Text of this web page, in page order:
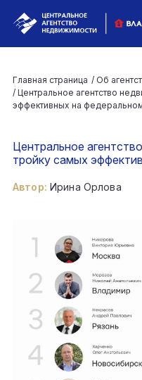
Главная страница / Об
/ Центральное агентство
эффективных на
Центральное
тройку самых
Автор: Ирина Орлова